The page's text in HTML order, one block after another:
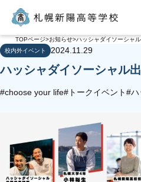
TOPページ お知らせ ハッシャダイソーシャ
校内外イベント
2024.11.29
ハッシャダイソーシャル
#choose your life#トークイベント#ハ